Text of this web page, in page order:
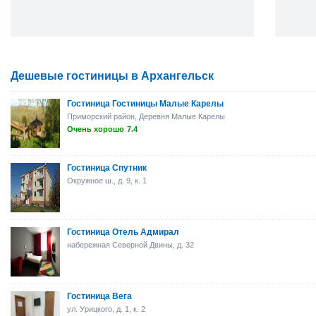
Дешевые гостиницы в Архангельск
Гостиница Гостиницы Малые Карелы
Приморский район, Деревня Малые Карелы
Очень хорошо 7.4
Гостиница Спутник
Окружное ш., д. 9, к. 1
Гостиница Отель Адмирал
набережная Северной Двины, д. 32
Гостиница Вега
ул. Урицкого, д. 1, к. 2